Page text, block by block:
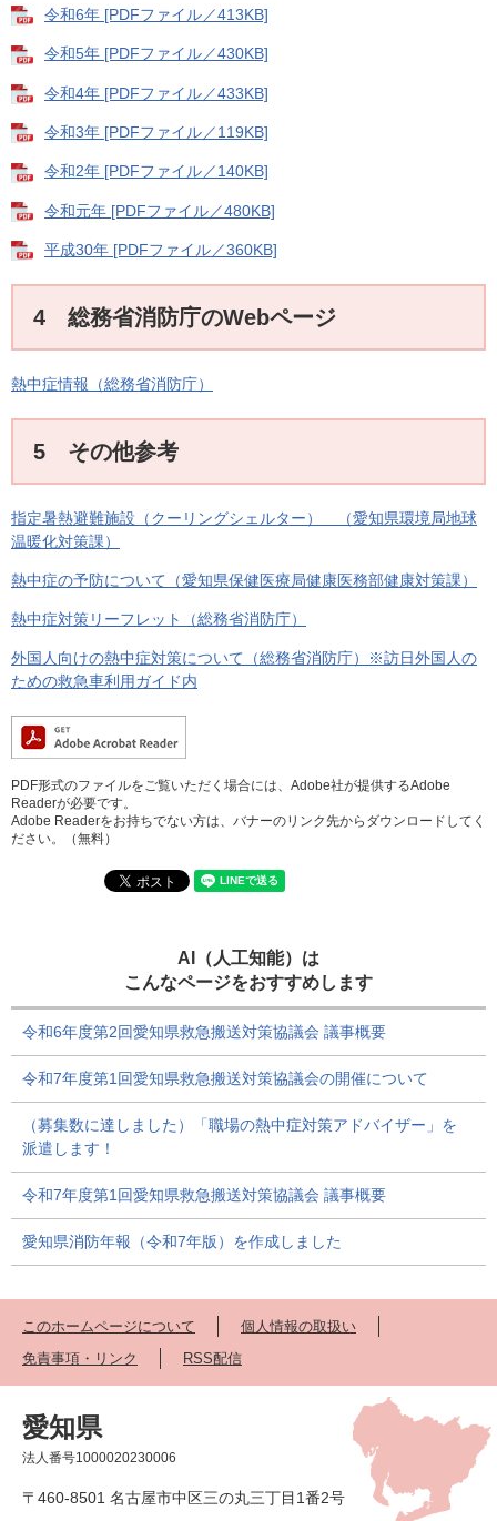
令和6年 [PDFファイル／413KB]
令和5年 [PDFファイル／430KB]
令和4年 [PDFファイル／433KB]
令和3年 [PDFファイル／119KB]
令和2年 [PDFファイル／140KB]
令和元年 [PDFファイル／480KB]
平成30年 [PDFファイル／360KB]
4 総務省消防庁のWebページ
熱中症情報（総務省消防庁）
5 その他参考
指定暑熱避難施設（クーリングシェルター） （愛知県環境局地球
温暖化対策課）
熱中症の予防について（愛知県保健医療局健康医務部健康対策課）
熱中症対策リーフレット（総務省消防庁）
外国人向けの熱中症対策について（総務省消防庁）※訪日外国人の
ための救急車利用ガイド内
PDF形式のファイルをご覧いただく場合には、Adobe社が提供するAdobe
Readerが必要です。
Adobe Readerをお持ちでない方は、バナーのリンク先からダウンロードしてく
ださい。（無料）
AI（人工知能）は
こんなページをおすすめします
令和6年度第2回愛知県救急搬送対策協議会 議事概要
令和7年度第1回愛知県救急搬送対策協議会の開催について
（募集数に達しました）「職場の熱中症対策アドバイザー」を
派遣します！
令和7年度第1回愛知県救急搬送対策協議会 議事概要
愛知県消防年報（令和7年版）を作成しました
このホームページについて
個人情報の取扱い
免責事項・リンク
RSS配信
愛知県
法人番号1000020230006
〒460-8501 名古屋市中区三の丸三丁目1番2号